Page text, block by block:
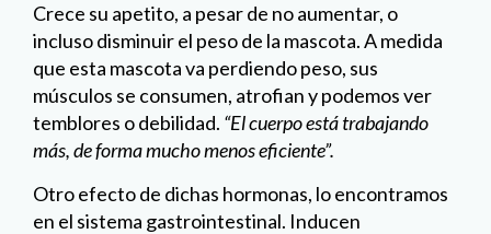
Crece su apetito, a pesar de no aumentar, o
incluso disminuir el peso de la mascota. A medida
que esta mascota va perdiendo peso, sus
músculos se consumen, atrofian y podemos ver
temblores o debilidad. “El cuerpo está trabajando
más, de forma mucho menos eficiente”.
Otro efecto de dichas hormonas, lo encontramos
en el sistema gastrointestinal. Inducen